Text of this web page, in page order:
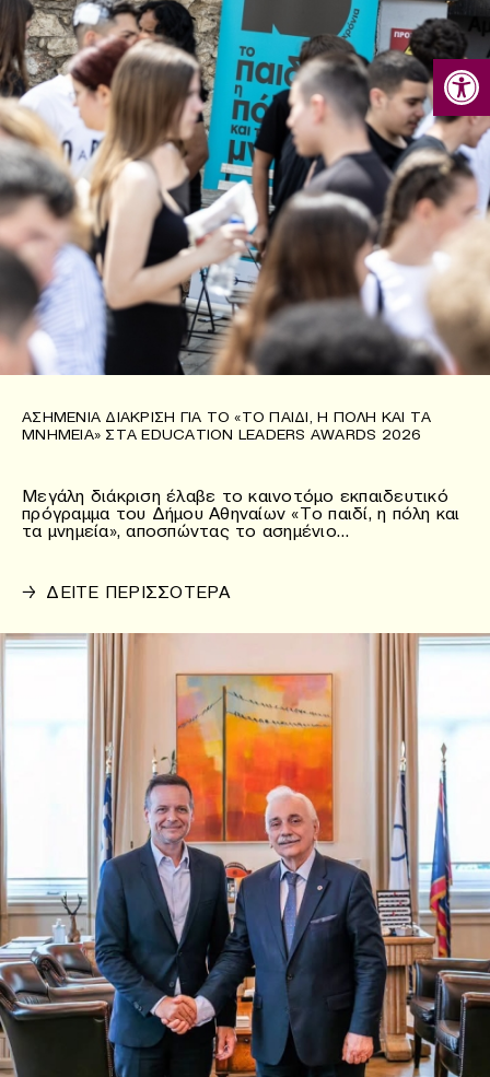
ΑΣΗΜΈΝΙΑ ΔΙΆΚΡΙΣΗ ΓΙΑ ΤΟ «ΤΟ ΠΑΙΔΊ, Η ΠΌΛΗ ΚΑΙ ΤΑ
ΜΝΗΜΕΊΑ» ΣΤΑ EDUCATION LEADERS AWARDS 2026
Μεγάλη διάκριση έλαβε το καινοτόμο εκπαιδευτικό
πρόγραμμα του Δήμου Αθηναίων «Το παιδί, η πόλη και
τα μνημεία», αποσπώντας το ασημένιο…
→ ΔΕΙΤΕ ΠΕΡΙΣΣΟΤΕΡΑ